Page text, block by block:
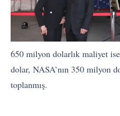
650 milyon dolarlık maliyet
dolar, NASA’nın 350 milyon
toplanmış.